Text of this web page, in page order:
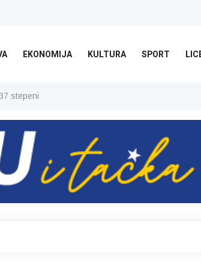
EKONOMIJA KULTURA SPORT
stepeni